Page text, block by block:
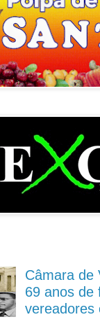
Câmara de
69 anos de
vereadores